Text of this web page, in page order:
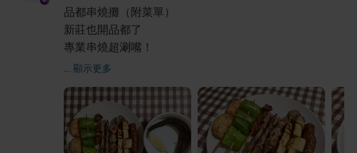
品都串燒攤（附菜單）
新莊也開品都了
專業串燒超涮嘴！
... 顯示更多